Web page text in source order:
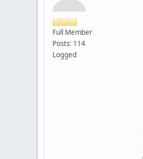
Full Member
Posts: 114
Logged